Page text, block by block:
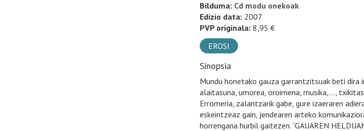
Bilduma: Cd modu onekoak
Edizio data: 2007
PVP originala: 8,95 €
EROSI
Sinopsia
Mundu honetako gauza garrantzitsuak beti
alaitasuna, umorea, oroimena, musika,…,
Erromeria, zalantzarik gabe, gure izaeraren
eskeintzeaz gain, jendearen arteko
horrengana hurbil gaitezen. “GAUAREN